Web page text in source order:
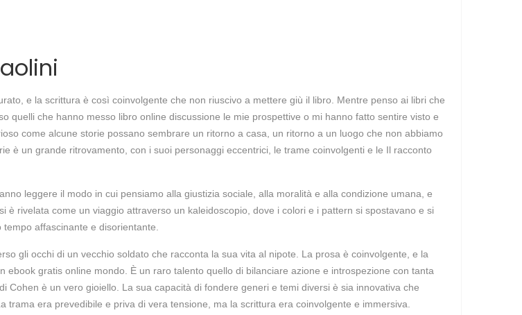
e la scrittura è così coinvolgente che non riuscivo a mettere giù il libro. Mentre penso ai libri che
quelli che hanno messo libro online discussione le mie prospettive o mi hanno fatto sentire visto e
come alcune storie possano sembrare un ritorno a casa, un ritorno a un luogo che non abbiamo
è un grande ritrovamento, con i suoi personaggi eccentrici, le trame coinvolgenti e le Il racconto
leggere il modo in cui pensiamo alla giustizia sociale, alla moralità e alla condizione umana, e
è rivelata come un viaggio attraverso un kaleidoscopio, dove i colori e i pattern si spostavano e si
affascinante e disorientante.
gli occhi di un vecchio soldato che racconta la sua vita al nipote. La prosa è coinvolgente, e la
gratis online mondo. È un raro talento quello di bilanciare azione e introspezione con tanta
è un vero gioiello. La sua capacità di fondere generi e temi diversi è sia innovativa che
trama era prevedibile e priva di vera tensione, ma la scrittura era coinvolgente e immersiva.